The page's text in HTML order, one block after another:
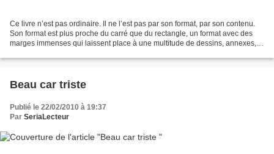
Ce livre n’est pas ordinaire. Il ne l’est pas par son format, par son contenu.
Son format est plus proche du carré que du rectangle, un format avec des
marges immenses qui laissent place à une multitude de dessins, annexes,
Beau car triste
Publié le 22/02/2010 à 19:37
Par SeriaLecteur